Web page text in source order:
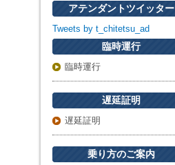
アテンダントツイッター
Tweets by t_chitetsu_ad
臨時運行
臨時運行
遅延証明
遅延証明
乗り方のご案内